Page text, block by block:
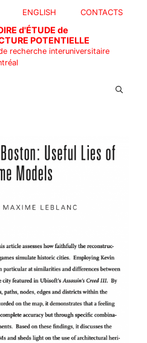
CONTACTS
ENGLISH
d'ÉTUDE de
POTENTIELLE
recherche interuniversitaire